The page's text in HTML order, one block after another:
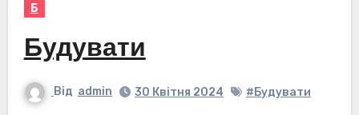
Б
Будувати
Від admin 30 Квітня 2024 #Будувати